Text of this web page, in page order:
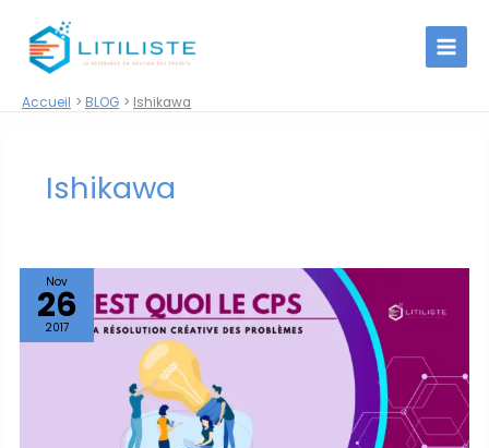
contenu
Accueil BLOG Ishikawa
Ishikawa
Nov
26
2017